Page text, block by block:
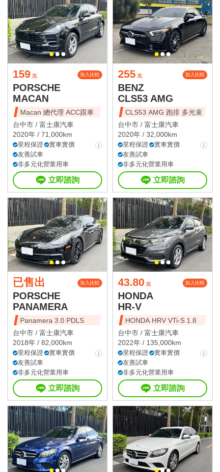
159 萬 加入比較
PORSCHE
MACAN
Macan 總代理 ACC跟車
台中市 / 富士康汽車
2020年 / 71,000km
里程保證
實車實價
友善試車
非多元化營業用車
立即諮詢
255 萬 加入比較
BENZ
CLS53 AMG
CLS53 AMG 跑排 多光束
台中市 / 富士康汽車
2020年 / 32,000km
里程保證
實車實價
友善試車
非多元化營業用車
立即諮詢
已售出 加入比較
PORSCHE
PANAMERA
Panamera 3.0 PDLS
台中市 / 富士康汽車
2018年 / 82,000km
里程保證
實車實價
友善試車
非多元化營業用車
立即諮詢
43.80 萬 加入比較
HONDA
HR-V
HONDA HRV VTi-S 1.8
台中市 / 富士康汽車
2022年 / 135,000km
里程保證
實車實價
友善試車
非多元化營業用車
立即諮詢